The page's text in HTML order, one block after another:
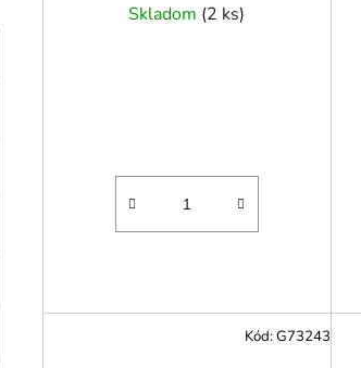
Skladom (2 ks)
Kód:G73243